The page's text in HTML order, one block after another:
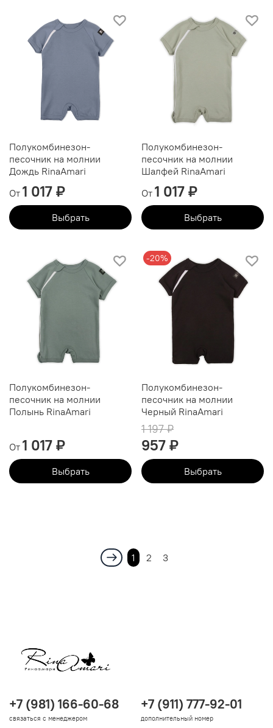
Полукомбинезон-
песочник на молнии
Дождь RinaAmari
От 1 017 ₽
Выбрать
Полукомбинезон-
песочник на молнии
Шалфей RinaAmari
От 1 017 ₽
Выбрать
Полукомбинезон-
песочник на молнии
Полынь RinaAmari
От 1 017 ₽
Выбрать
-20%
Полукомбинезон-
песочник на молнии
Черный RinaAmari
1 197 ₽
957 ₽
Выбрать
1 2 3
+7 (981) 166-60-68
связаться с менеджером
+7 (911) 777-92-01
дополнительный номер